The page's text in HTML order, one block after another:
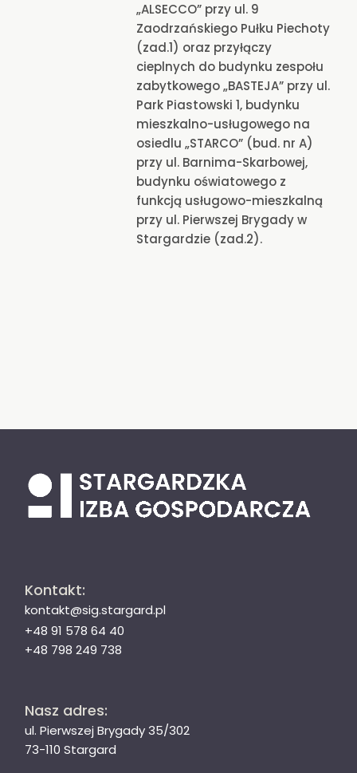
„ALSECCO” przy ul. 9
Zaodrzańskiego Pułku Piechoty
(zad.1) oraz przyłączy
cieplnych do budynku zespołu
zabytkowego „BASTEJA” przy ul.
Park Piastowski 1, budynku
mieszkalno-usługowego na
osiedlu „STARCO” (bud. nr A)
przy ul. Barnima-Skarbowej,
budynku oświatowego z
funkcją usługowo-mieszkalną
przy ul. Pierwszej Brygady w
Stargardzie (zad.2).
Kontakt:
kontakt@sig.stargard.pl
+48 91 578 64 40
+48 798 249 738
Nasz adres:
ul. Pierwszej Brygady 35/302
73-110 Stargard